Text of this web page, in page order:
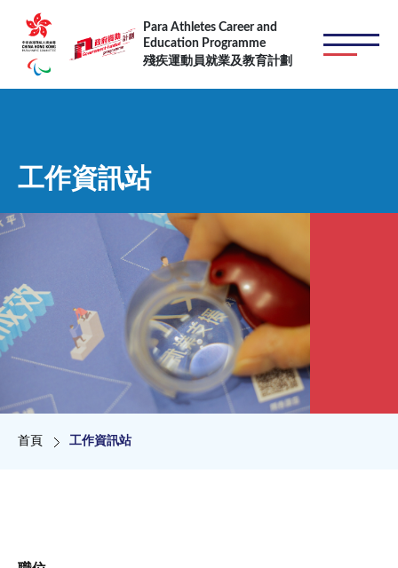
移至主內容
Para Athletes Career and
Education Programme
殘疾運動員就業及教育計劃
工作資訊站
導航連結
首頁 工作資訊站